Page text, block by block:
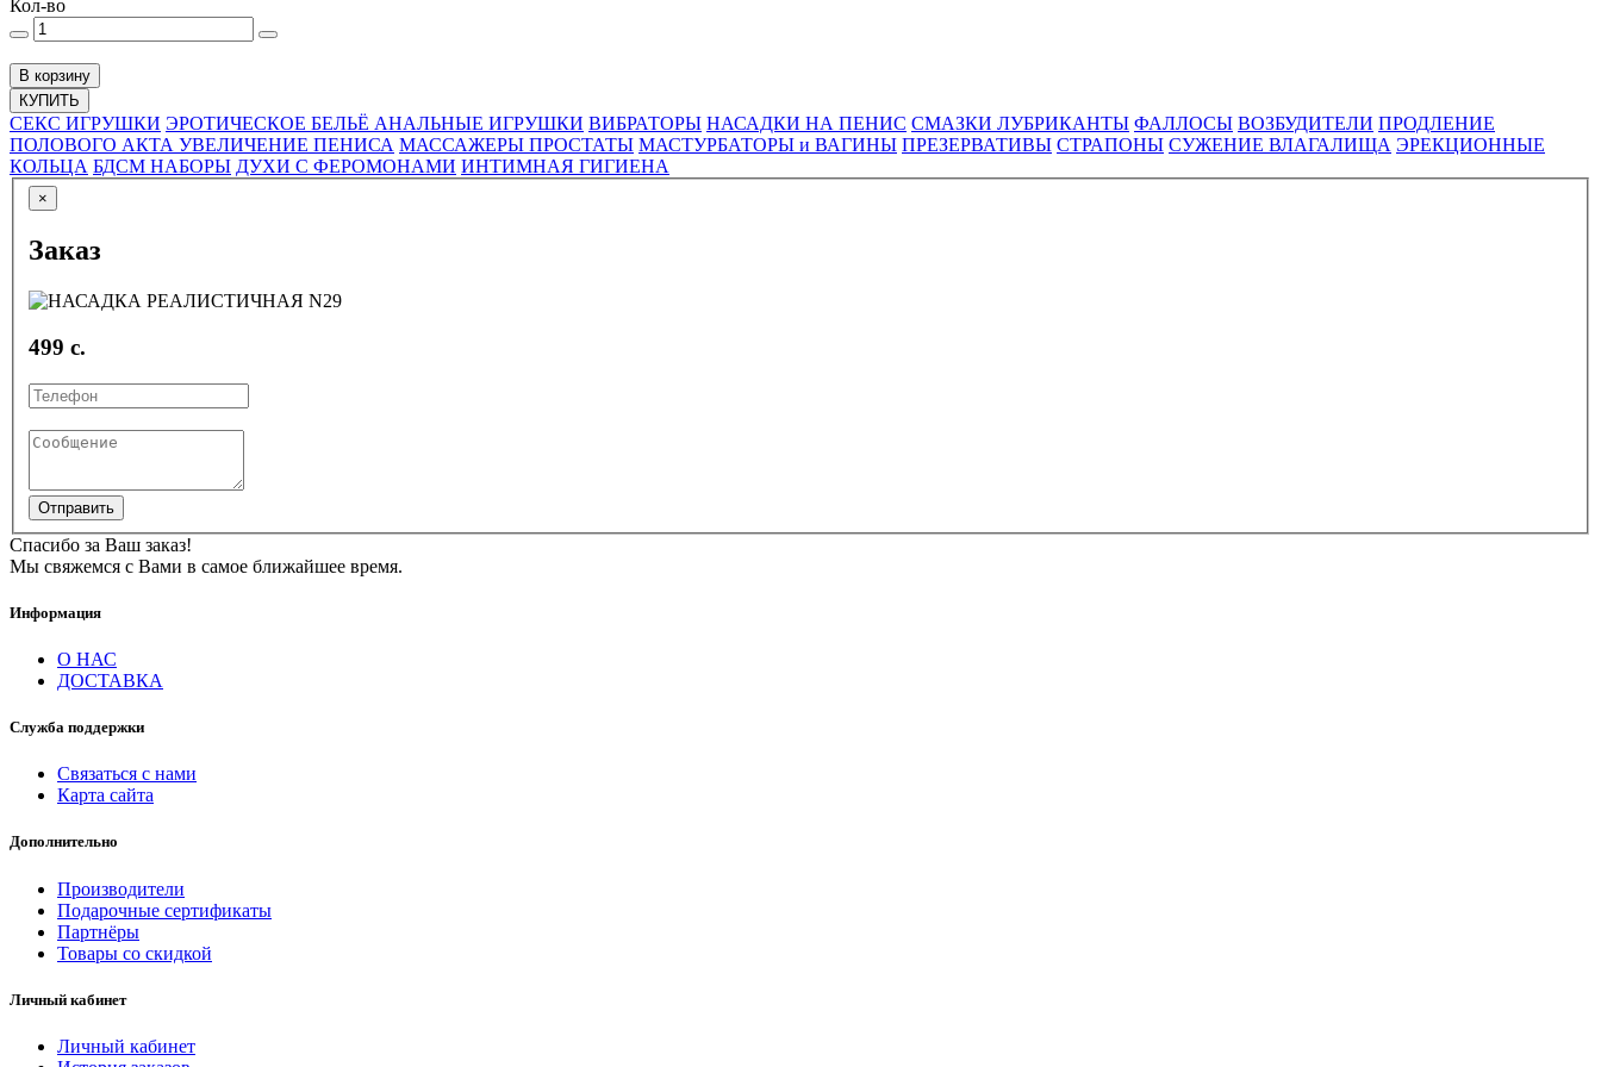
Кол-во
В корзину
КУПИТЬ
СЕКС ИГРУШКИ ЭРОТИЧЕСКОЕ БЕЛЬЁ АНАЛЬНЫЕ ИГРУШКИ ВИБРАТОРЫ НАСАДКИ НА ПЕНИС СМАЗКИ ЛУБРИКАНТЫ ФАЛЛОСЫ ВОЗБУДИТЕЛИ ПРОДЛЕНИЕ
ПОЛОВОГО АКТА УВЕЛИЧЕНИЕ ПЕНИСА МАССАЖЕРЫ ПРОСТАТЫ МАСТУРБАТОРЫ и ВАГИНЫ ПРЕЗЕРВАТИВЫ СТРАПОНЫ СУЖЕНИЕ ВЛАГАЛИЩА ЭРЕКЦИОННЫЕ
КОЛЬЦА БДСМ НАБОРЫ ДУХИ С ФЕРОМОНАМИ ИНТИМНАЯ ГИГИЕНА
×
Заказ
499 с.
Отправить
Спасибо за Ваш заказ!
Мы свяжемся с Вами в самое ближайшее время.
Информация
О НАС
ДОСТАВКА
Служба поддержки
Связаться с нами
Карта сайта
Дополнительно
Производители
Подарочные сертификаты
Партнёры
Товары со скидкой
Личный кабинет
Личный кабинет